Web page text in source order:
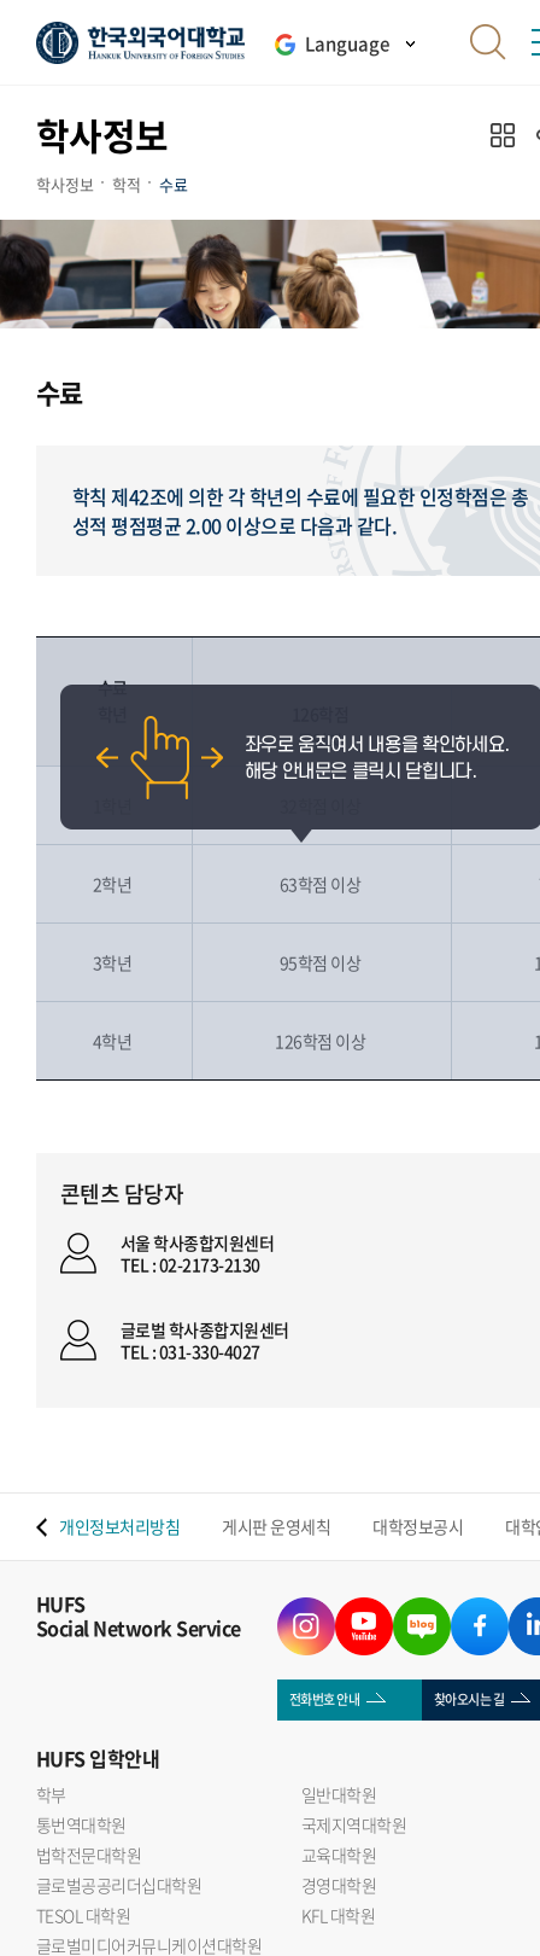
Language
학사정보
학사정보 학적 수료
수료
학칙 제42조에 의한 각 학년의 수료에 필요한 인정학점은 총
성적 평점평균 2.00 이상으로 다음과 같다.
수료
졸업자
2학년 63학점 이상
3학년 95학점 이상
4학년 126학점 이상
콘텐츠 담당자
서울 학사종합지원센터
TEL : 02-2173-2130
글로벌 학사종합지원센터
TEL : 031-330-4027
개인정보처리방침 게시판 운영세칙 대학정보공시 대
HUFS
Social Network Service
전화번호 안내 찾아오시는 길
HUFS입학안내
학부
일반대학원
통번역대학원
국제지역대학원
법학전문대학원
교육대학원
글로벌공공리더십대학원
경영대학원
TESOL 대학원
KFL 대학원
글로벌미디어커뮤니케이션대학원